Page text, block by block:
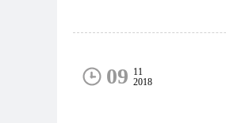
09 11
2018